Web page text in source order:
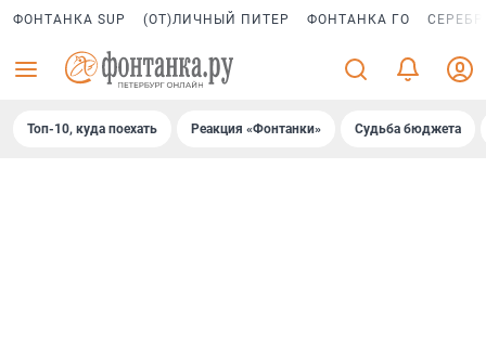
ФОНТАНКА SUP (ОТ)ЛИЧНЫЙ ПИТЕР ФОНТАНКА ГО
Топ-10, куда поехать Реакция «Фонтанки» Судьба бюджета